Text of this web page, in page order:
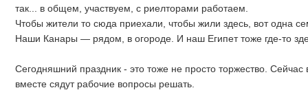
так... в общем, участвуем, с риелторами работаем.
Чтобы жители то сюда приехали, чтобы жили здесь, вот одна
Наши Канары — рядом, в огороде. И наш Египет тоже где-то
Сегодняшний праздник - это тоже не просто торжество. Сейчас
вместе сядут рабочие вопросы решать.